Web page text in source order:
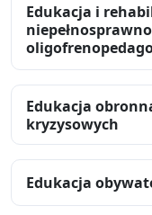
Edukacja i
Edukacja
kryzysowych
Edukacja